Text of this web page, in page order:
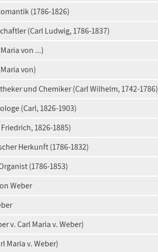
(1786-1826)
(Carl Ludwig, 1786-1837)
von ...)
von)
und Chemiker (Carl Wilhelm, 1742-1786)
(Carl, 1826-1903)
1826-1885)
Herkunft (1786-1832)
(1786-1853)
Weber
v. Carl Maria v. Weber)
Maria v. Weber)